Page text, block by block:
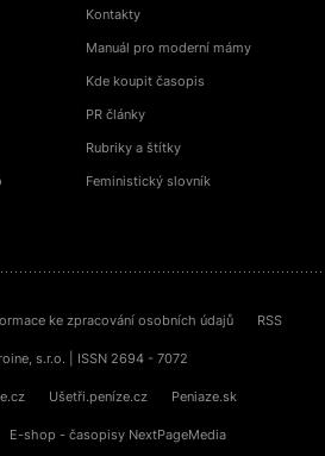
Kontakty
Manuál pro moderní mámy
Kde koupit časopis
PR články
Rubriky a štítky
Feministický slovník
ke zpracování osobních údajů RSS
s.r.o. | ISSN 2694 - 7072
Ušetři.peníze.cz Peniaze.sk
E-shop - časopisy NextPageMedia